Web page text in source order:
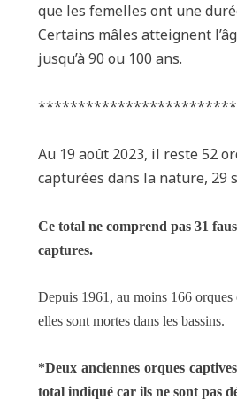
que les femelles ont une
Certains mâles atteignent
jusqu’à 90 ou 100 ans.
Au 19 août 2023, il reste 52
capturées dans la nature, 29
Ce total ne comprend pas 31
captures.
Depuis 1961, au moins 166 orques
elles sont mortes dans les bassins.
*Deux anciennes orques
total indiqué car ils ne sont pas